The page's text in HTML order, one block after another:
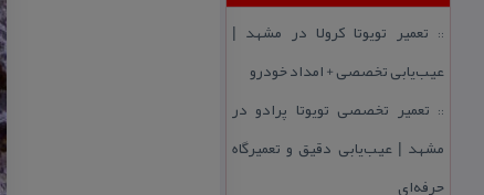
:: تعمیر تویوتا كرولا در مشهد |
عیب‌یابی تخصصی + امداد خودرو
:: تعمیر تخصصی تویوتا پرادو در
مشهد | عیب‌یابی دقیق و تعمیرگاه
حرفه‌ای